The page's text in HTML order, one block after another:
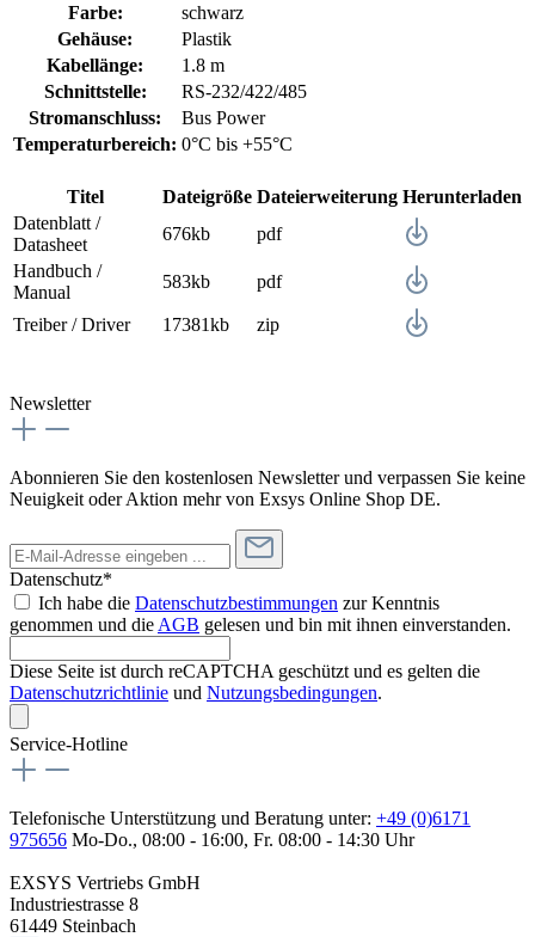
Farbe:
schwarz
Gehäuse:
Plastik
Kabellänge:
1.8 m
Schnittstelle:
RS-232/422/485
Stromanschluss:
Bus Power
Temperaturbereich: 0°C bis +55°C
Titel Dateigröße Dateierweiterung Herunterladen
Datenblatt /
Datasheet
676kb
pdf
Handbuch /
Manual
583kb pdf
Treiber / Driver 17381kb zip
Newsletter
Abonnieren Sie den kostenlosen Newsletter und verpassen Sie keine
Neuigkeit oder Aktion mehr von Exsys Online Shop DE.
Datenschutz*
Ich habe die Datenschutzbestimmungen zur Kenntnis
genommen und die AGB gelesen und bin mit ihnen einverstanden.
Diese Seite ist durch reCAPTCHA geschützt und es gelten die
Datenschutzrichtlinie und Nutzungsbedingungen.
Service-Hotline
Telefonische Unterstützung und Beratung unter: +49 (0)6171
975656 Mo-Do., 08:00 - 16:00, Fr. 08:00 - 14:30 Uhr
EXSYS Vertriebs GmbH
Industriestrasse 8
61449 Steinbach